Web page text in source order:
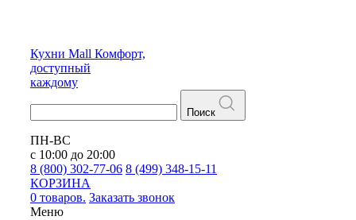
Кухни Mall Комфорт,
доступный
каждому
Поиск
ПН-ВС
с 10:00 до 20:00
8 (800) 302-77-06 8 (499) 348-15-11
КОРЗИНА
0 товаров. Заказать звонок
Меню